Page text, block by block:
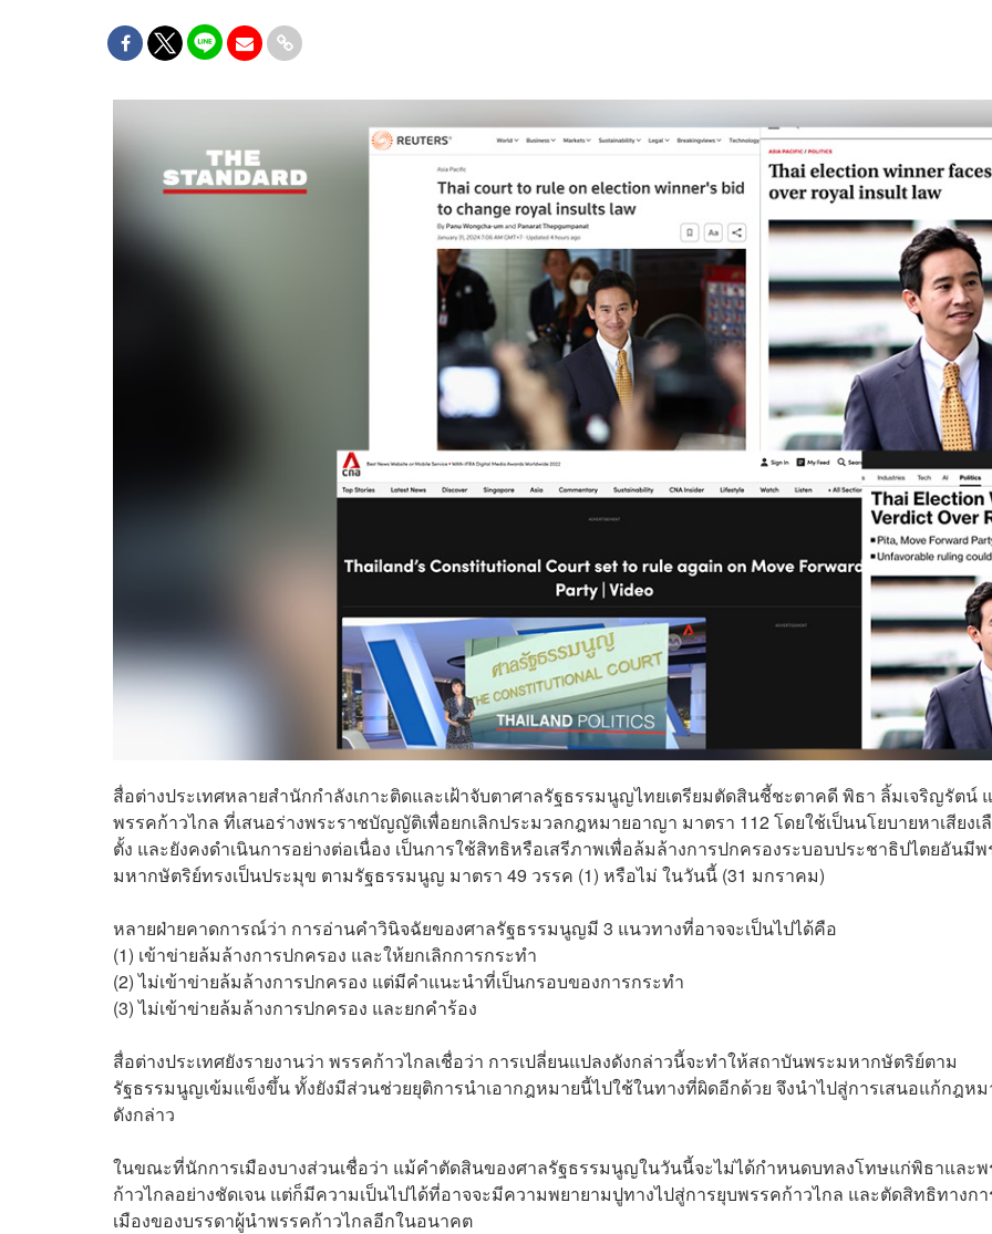
สื่อต่างประเทศหลายสำนักกำลังเกาะติดและเฝ้าจับตาศาลรัฐธรรมนูญไทยเตรียมตัดสินชี้ชะตาคดี พิธา ลิ้มเจริญรัตน์
พรรคก้าวไกล ที่เสนอร่างพระราชบัญญัติเพื่อยกเลิกประมวลกฎหมายอาญา มาตรา 112 โดยใช้เป็นนโยบายหาเสียงเ
ตั้ง และยังคงดำเนินการอย่างต่อเนื่อง เป็นการใช้สิทธิหรือเสรีภาพเพื่อล้มล้างการปกครองระบอบประชาธิปไตยอันมีพ
มหากษัตริย์ทรงเป็นประมุข ตามรัฐธรรมนูญ มาตรา 49 วรรค (1) หรือไม่ ในวันนี้ (31 มกราคม)
หลายฝ่ายคาดการณ์ว่า การอ่านคำวินิจฉัยของศาลรัฐธรรมนูญมี 3 แนวทางที่อาจจะเป็นไปได้คือ
(1) เข้าข่ายล้มล้างการปกครอง และให้ยกเลิกการกระทำ
(2) ไม่เข้าข่ายล้มล้างการปกครอง แต่มีคำแนะนำที่เป็นกรอบของการกระทำ
(3) ไม่เข้าข่ายล้มล้างการปกครอง และยกคำร้อง
สื่อต่างประเทศยังรายงานว่า พรรคก้าวไกลเชื่อว่า การเปลี่ยนแปลงดังกล่าวนี้จะทำให้สถาบันพระมหากษัตริย์ตาม
รัฐธรรมนูญเข้มแข็งขึ้น ทั้งยังมีส่วนช่วยยุติการนำเอากฎหมายนี้ไปใช้ในทางที่ผิดอีกด้วย จึงนำไปสู่การเสนอแก้กฎหม
ดังกล่าว
ในขณะที่นักการเมืองบางส่วนเชื่อว่า แม้คำตัดสินของศาลรัฐธรรมนูญในวันนี้จะไม่ได้กำหนดบทลงโทษแก่พิธาและพ
ก้าวไกลอย่างชัดเจน แต่ก็มีความเป็นไปได้ที่อาจจะมีความพยายามปูทางไปสู่การยุบพรรคก้าวไกล และตัดสิทธิทางกา
เมืองของบรรดาผู้นำพรรคก้าวไกลอีกในอนาคต